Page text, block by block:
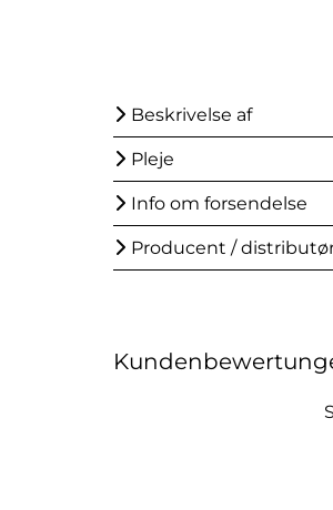
Beskrivelse af
Pleje
Info om forsendelse
Producent /